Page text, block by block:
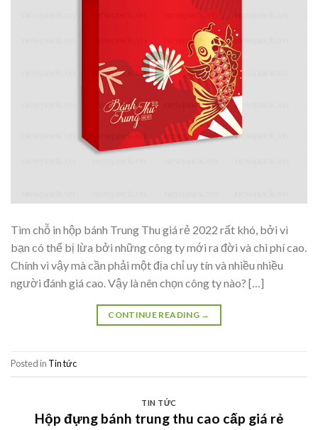
Tìm chỗ in hộp bánh Trung Thu giá rẻ 2022 rất khó, bởi vì
bạn có thể bị lừa bởi những công ty mới ra đời và chi phí cao.
Chính vì vậy mà cần phải một địa chỉ uy tín và nhiều nhiều
người đánh giá cao. Vậy là nên chọn công ty nào? […]
CONTINUE READING →
Posted in Tin tức
TIN TỨC
Hộp đựng bánh trung thu cao cấp giá rẻ